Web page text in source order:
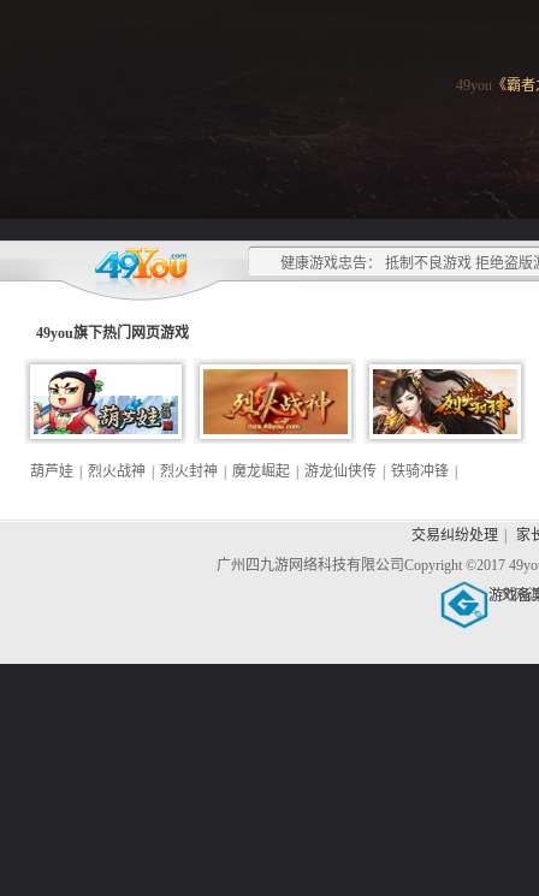
49you《霸者
健康游戏忠告： 抵制不良游戏 拒绝盗
49you旗下热门 网页游戏
葫芦娃 烈火战神 烈火封神 魔龙崛起 游龙仙侠传 铁骑冲锋
交易纠纷处理
家
广州四九游网络科技有限公司 Copyright ©2017
游戏备
文网